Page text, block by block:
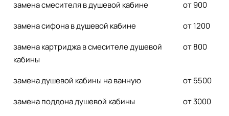
замена смесителя в душевой кабине
от 900
замена сифона в душевой кабине
от 1200
замена картриджа в смесителе душевой
кабины
от 800
замена душевой кабины на ванную
от 5500
замена поддона душевой кабины
от 3000